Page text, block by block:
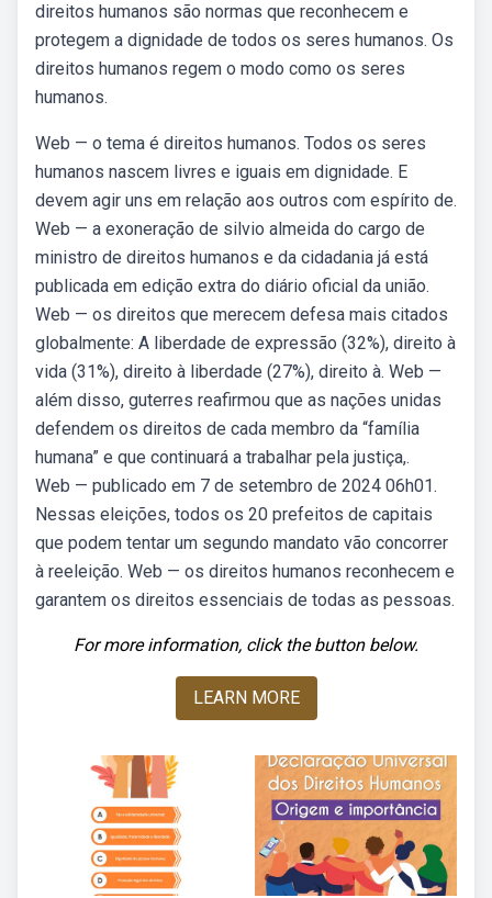
direitos humanos são normas que reconhecem e
protegem a dignidade de todos os seres humanos. Os
direitos humanos regem o modo como os seres
humanos.
Web — o tema é direitos humanos. Todos os seres
humanos nascem livres e iguais em dignidade. E
devem agir uns em relação aos outros com espírito de.
Web — a exoneração de silvio almeida do cargo de
ministro de direitos humanos e da cidadania já está
publicada em edição extra do diário oficial da união.
Web — os direitos que merecem defesa mais citados
globalmente: A liberdade de expressão (32%), direito à
vida (31%), direito à liberdade (27%), direito à. Web —
além disso, guterres reafirmou que as nações unidas
defendem os direitos de cada membro da “família
humana” e que continuará a trabalhar pela justiça,.
Web — publicado em 7 de setembro de 2024 06h01.
Nessas eleições, todos os 20 prefeitos de capitais
que podem tentar um segundo mandato vão concorrer
à reeleição. Web — os direitos humanos reconhecem e
garantem os direitos essenciais de todas as pessoas.
For more information, click the button below.
LEARN MORE